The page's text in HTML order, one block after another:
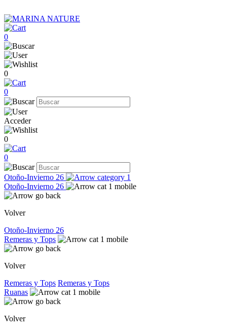
0
0
0
Acceder
0
0
Otoño-Invierno 26
Otoño-Invierno 26
Volver
Otoño-Invierno 26
Remeras y Tops
Volver
Remeras y Tops Remeras y Tops
Ruanas
Volver